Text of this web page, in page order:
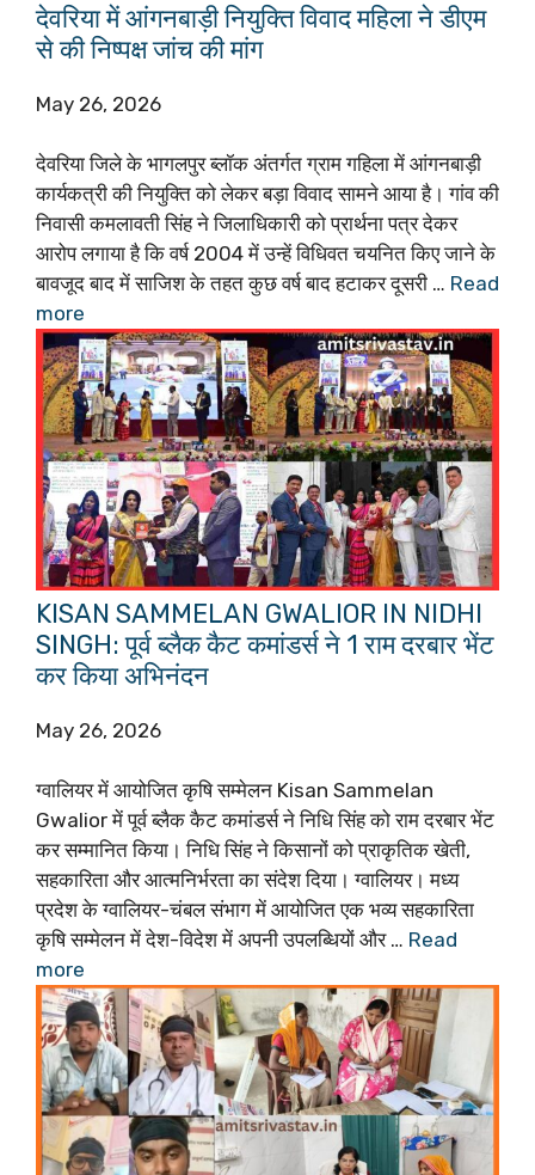
देवरिया में आंगनबाड़ी नियुक्ति विवाद महिला ने डीएम
से की निष्पक्ष जांच की मांग
May 26, 2026
देवरिया जिले के भागलपुर ब्लॉक अंतर्गत ग्राम गहिला में आंगनबाड़ी
कार्यकत्री की नियुक्ति को लेकर बड़ा विवाद सामने आया है। गांव की
निवासी कमलावती सिंह ने जिलाधिकारी को प्रार्थना पत्र देकर
आरोप लगाया है कि वर्ष 2004 में उन्हें विधिवत चयनित किए जाने के
बावजूद बाद में साजिश के तहत कुछ वर्ष बाद हटाकर दूसरी … Read
more
KISAN SAMMELAN GWALIOR IN NIDHI
SINGH: पूर्व ब्लैक कैट कमांडर्स ने 1 राम दरबार भेंट
कर किया अभिनंदन
May 26, 2026
ग्वालियर में आयोजित कृषि सम्मेलन Kisan Sammelan
Gwalior में पूर्व ब्लैक कैट कमांडर्स ने निधि सिंह को राम दरबार भेंट
कर सम्मानित किया। निधि सिंह ने किसानों को प्राकृतिक खेती,
सहकारिता और आत्मनिर्भरता का संदेश दिया। ग्वालियर। मध्य
प्रदेश के ग्वालियर-चंबल संभाग में आयोजित एक भव्य सहकारिता
कृषि सम्मेलन में देश-विदेश में अपनी उपलब्धियों और … Read
more